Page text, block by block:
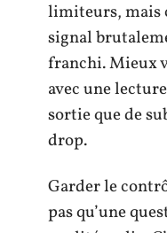
limiteurs, mais
signal
franchi. Mieux
avec une
sortie que de
drop.
Garder le
pas qu’une